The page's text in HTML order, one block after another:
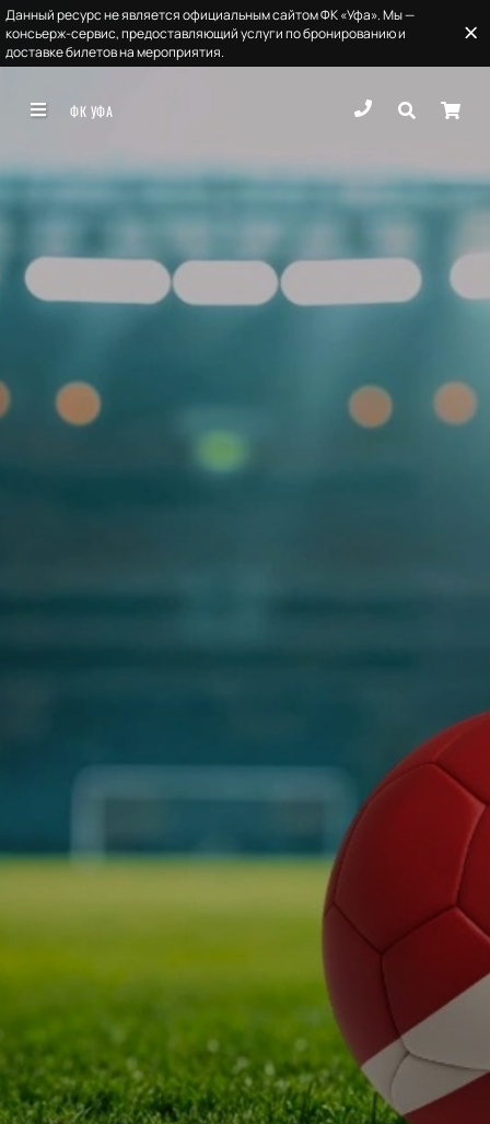
Данный ресурс не является официальным сайтом ФК «Уфа». Мы —
консьерж-сервис, предоставляющий услуги по бронированию и
доставке билетов на мероприятия.
ФК УФА